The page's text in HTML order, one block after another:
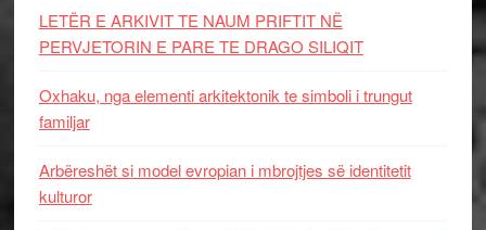
LETËR E ARKIVIT TE NAUM PRIFTIT NË
PERVJETORIN E PARE TE DRAGO SILIQIT
Oxhaku, nga elementi arkitektonik te simboli i trungut
familjar
Arbëreshët si model evropian i mbrojtjes së identitetit
kulturor